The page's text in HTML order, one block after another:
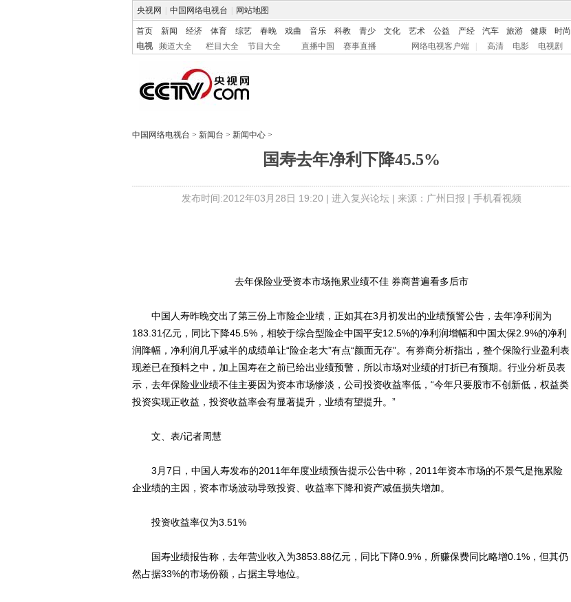
央视网 中国网络电视台 网站地图
首页 新闻 经济 体育 综艺 春晚 戏曲 音乐 科教 青少 文化 艺术 公益 产经 汽车 旅游 健康 时尚
电视
频道大全 栏目大全 节目大全 直播中国 赛事直播 网络电视客户端 高清 电影 电视剧
中国网络电视台 > 新闻台 > 新闻中心 >
国寿去年净利下降45.5%
发布时间:2012年03月28日 19:20 | 进入复兴论坛| 来源：广州日报 | 手机看视频
去年保险业受资本市场拖累业绩不佳 券商普遍看多后市
中国人寿昨晚交出了第三份上市险企业绩，正如其在3月初发出的业绩预警公告，去年净利润为
183.31亿元，同比下降45.5%，相较于综合型险企中国平安12.5%的净利润增幅和中国太保2.9%的净利
润降幅，净利润几乎减半的成绩单让“险企老大”有点“颜面无存”。有券商分析指出，整个保险行业盈利表
现差已在预料之中，加上国寿在之前已给出业绩预警，所以市场对业绩的打折已有预期。行业分析员表
示，去年保险业业绩不佳主要因为资本市场惨淡，公司投资收益率低，“今年只要股市不创新低，权益类
投资实现正收益，投资收益率会有显著提升，业绩有望提升。”
文、表/记者周慧
3月7日，中国人寿发布的2011年年度业绩预告提示公告中称，2011年资本市场的不景气是拖累险
企业绩的主因，资本市场波动导致投资、收益率下降和资产减值损失增加。
投资收益率仅为3.51%
国寿业绩报告称，去年营业收入为3853.88亿元，同比下降0.9%，所赚保费同比略增0.1%，但其仍
然占据33%的市场份额，占据主导地位。